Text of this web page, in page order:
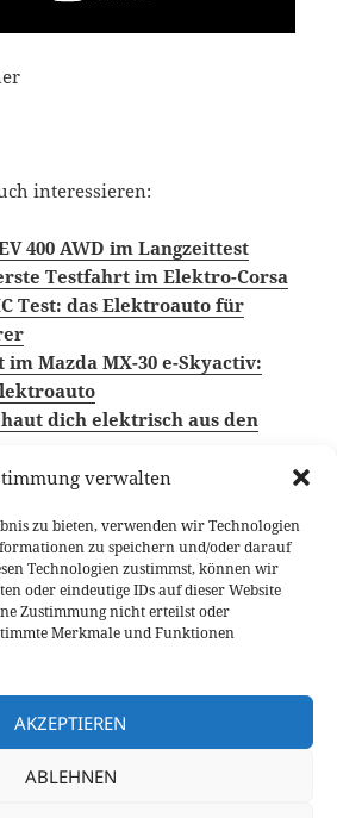
verwalten
zu bieten, verwenden wir Technologien
zu speichern und/oder darauf
Technologien zustimmst, können wir
oder eindeutige IDs auf dieser Website
Zustimmung nicht erteilst oder
Merkmale und Funktionen
AKZEPTIEREN
ABLEHNEN
interessieren:
400 AWD im Langzeittest
Testfahrt im Elektro-Corsa
Test: das Elektroauto für
Mazda MX-30 e-Skyactiv:
haut dich elektrisch aus den
Autor
Fabian Meßner Kategorien
Fahrberichte
Fahrbericht
Pack Test: bunter City-
P400e Test: das Beste